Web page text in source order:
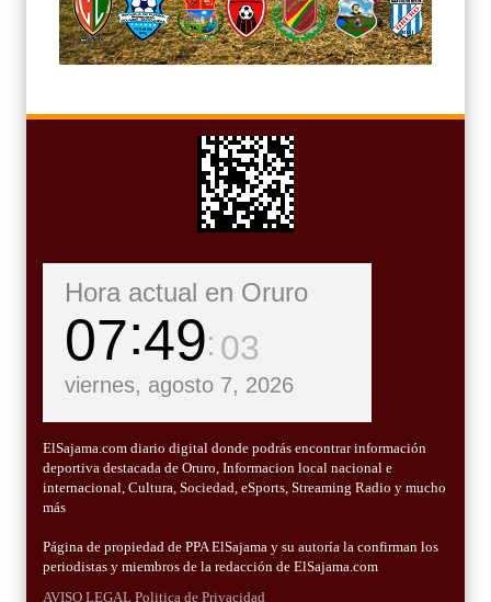
Hora actual en Oruro
07 49 04
viernes, agosto 7, 2026
ElSajama.com diario digital donde podrás encontrar información
deportiva destacada de Oruro, Informacion local nacional e
internacional, Cultura, Sociedad, eSports, Streaming Radio y mucho
más
Página de propiedad de PPA ElSajama y su autoría la confirman los
periodistas y miembros de la redacción de ElSajama.com
AVISO LEGAL Politica de Privacidad